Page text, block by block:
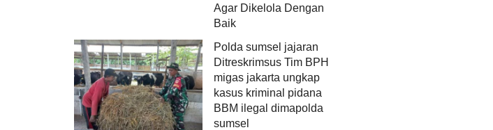
Agar Dikelola Dengan
Baik
Polda sumsel jajaran
Ditreskrimsus Tim BPH
migas jakarta ungkap
kasus kriminal pidana
BBM ilegal dimapolda
sumsel